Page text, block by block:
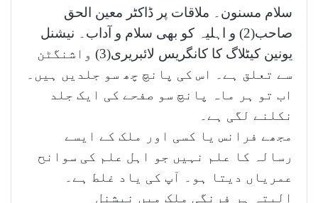
سلام مسنون۔ ملاقات پر ڈاکٹر معین الحق
صاحب(2) و اہلیہ کو بھی سلام و آداب۔ نیشنل
یونین کیٹلاگ کا کانگریس لائبریری(3) واشنگٹن
سے تعلق ہے۔ اس کی پانچ چھ سو جلدیں ہیں۔
اب تو ہر ماہ پانچ سو صفحے کی ایک جلد
نکلنے لگی ہے۔
مجھے فرانس یا کسی اور ملک کے ایسے
رسالہ کا علم نہیں جو اہل علم کی سوانح
عمریاں دیتا ہو۔ آپ کی یاد غلط ہے۔
البتہ ہر فرنگی ملک میں نیشنل